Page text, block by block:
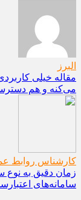
البرز
مقاله خیلی
می‌کنه و هم
کارشناس روابط
زمان دقیق به نوع
سامانه‌های